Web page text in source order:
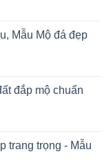
Mẫu Mộ đá đẹp
đắp mộ chuẩn
trang trọng - Mẫu